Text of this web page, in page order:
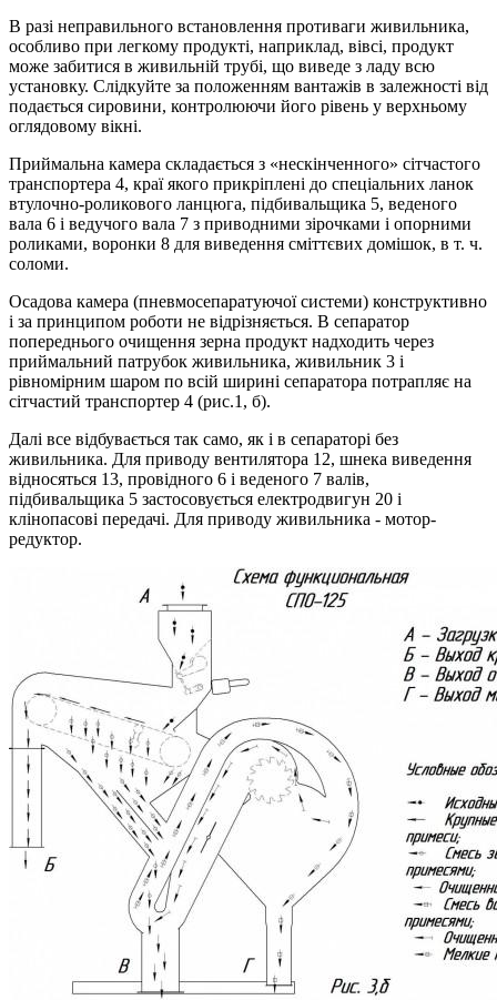
В разі неправильного встановлення противаги живильника,
особливо при легкому продукті, наприклад, вівсі, продукт
може забитися в живильній трубі, що виведе з ладу всю
установку. Слідкуйте за положенням вантажів в залежності від
подається сировини, контролюючи його рівень у верхньому
оглядовому вікні.
Приймальна камера складається з «нескінченного» сітчастого
транспортера 4, краї якого прикріплені до спеціальних ланок
втулочно-роликового ланцюга, підбивальщика 5, веденого
вала 6 і ведучого вала 7 з приводними зірочками і опорними
роликами, воронки 8 для виведення сміттєвих домішок, в т. ч.
соломи.
Осадова камера (пневмосепаратуючої системи) конструктивно
і за принципом роботи не відрізняється. В сепаратор
попереднього очищення зерна продукт надходить через
приймальний патрубок живильника, живильник 3 і
рівномірним шаром по всій ширині сепаратора потрапляє на
сітчастий транспортер 4 (рис.1, б).
Далі все відбувається так само, як і в сепараторі без
живильника. Для приводу вентилятора 12, шнека виведення
відносяться 13, провідного 6 і веденого 7 валів,
підбивальщика 5 застосовується електродвигун 20 і
клінопасові передачі. Для приводу живильника - мотор-
редуктор.